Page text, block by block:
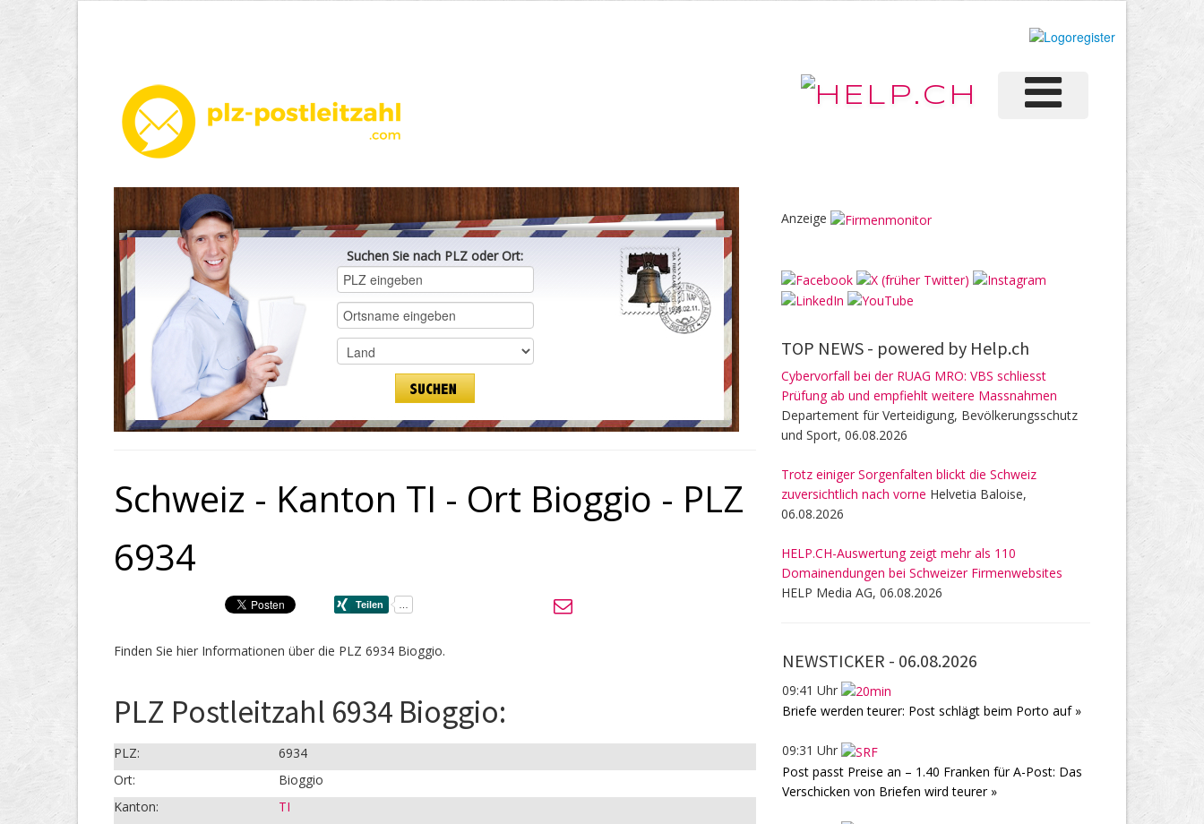
Suchen Sie nach PLZ oder Ort:
Schweiz - Kanton TI - Ort Bioggio - PLZ
6934
Finden Sie hier Informationen über die PLZ 6934 Bioggio.
PLZ Postleitzahl 6934 Bioggio:
PLZ:
6934
Ort:
Bioggio
Kanton:
TI
Anzeige
TOP NEWS - powered by Help.ch
Cybervorfall bei der RUAG MRO: VBS schliesst
Prüfung ab und empfiehlt weitere Massnahmen
Departement für Verteidigung, Bevölkerungsschutz
und Sport, 06.08.2026
Trotz einiger Sorgenfalten blickt die Schweiz
zuversichtlich nach vorne Helvetia Baloise,
06.08.2026
HELP.CH-Auswertung zeigt mehr als 110
Domainendungen bei Schweizer Firmenwebsites
HELP Media AG, 06.08.2026
NEWSTICKER - 06.08.2026
09:41 Uhr
Briefe werden teurer: Post schlägt beim Porto auf »
09:31 Uhr
Post passt Preise an – 1.40 Franken für A-Post: Das
Verschicken von Briefen wird teurer »